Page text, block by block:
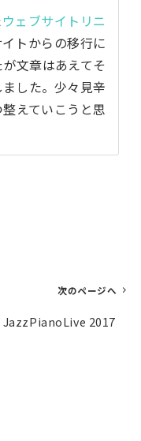
ウェブサイトリニ
トからの移行に
文章はあえてそ
した。少々見辛
えていこうと思
次のページへ
JazzPianoLive 2017